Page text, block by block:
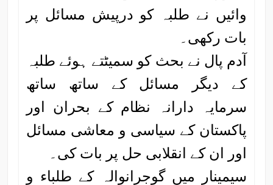
وائیں نے طلبہ کو درپیش مسائل پر
بات رکھی۔
آدم پال نے بحث کو سمیٹتے ہوئے طلبہ
کے دیگر مسائل کے ساتھ ساتھ
سرمایہ دارانہ نظام کے بحران اور
پاکستان کے سیاسی و معاشی مسائل
اور ان کے انقلابی حل پر بات کی۔
سیمینار میں گوجرانوالہ کے طلباء و